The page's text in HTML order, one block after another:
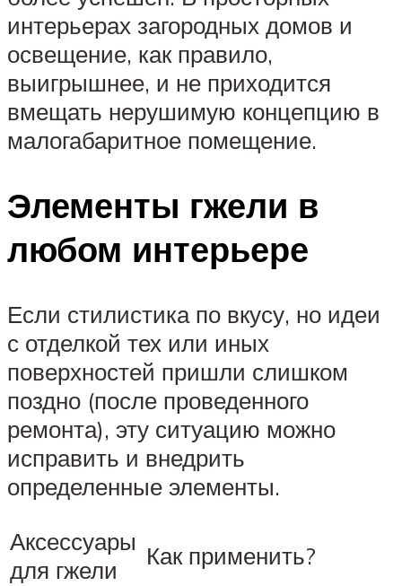
интерьерах загородных домов и
освещение, как правило,
выигрышнее, и не приходится
вмещать нерушимую концепцию в
малогабаритное помещение.
Элементы гжели в
любом интерьере
Если стилистика по вкусу, но идеи
с отделкой тех или иных
поверхностей пришли слишком
поздно (после проведенного
ремонта), эту ситуацию можно
исправить и внедрить
определенные элементы.
Аксессуары
для гжели
Как применить?